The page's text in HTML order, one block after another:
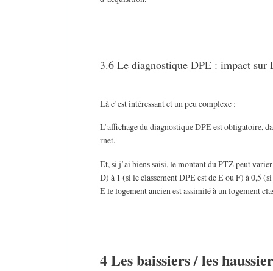
3.6 Le diagnostique DPE : impact sur
Là c’est intéressant et un peu complexe :
L’affichage du diagnostique DPE est obligatoire,
rnet.
Et, si j’ai biens saisi, le montant du PTZ peut
D) à 1 (si le classement DPE est de E ou F) à 0,5
E le logement ancien est assimilé à un logement
4 Les baissiers / les